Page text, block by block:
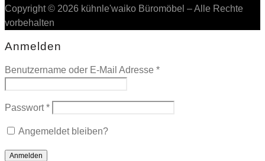
Copyright © 2026 kühnle'waiko Büromöbel – Alle Rechte
vorbehalten
Anmelden
Benutzername oder E-Mail Adresse *
Passwort*
Angemeldet bleiben?